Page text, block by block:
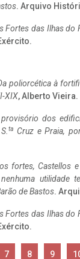
. Arquivo
Fortes das Ilhas do
poliorcética à
XIX, Alberto
provisório dos
ta Cruz e Praia,
fortes, Castellos
utilidade
de Bastos.
Fortes das Ilhas do
7 8 9